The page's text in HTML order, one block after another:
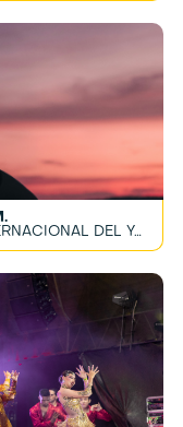
DÍA INTERNACIONAL DEL YOGA